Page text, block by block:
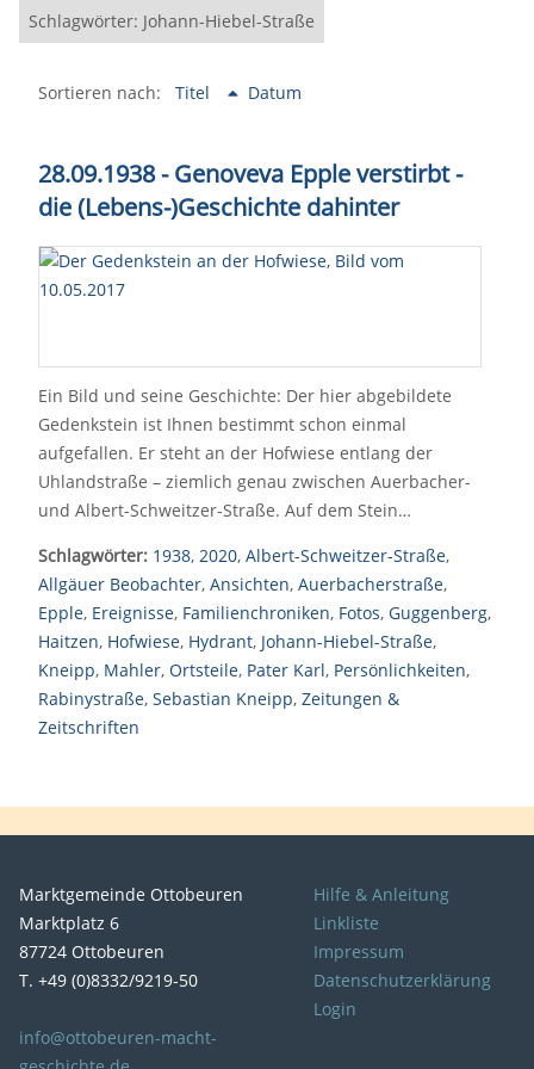
Schlagwörter: Johann-Hiebel-Straße
Sortieren nach: Titel Datum
28.09.1938 - Genoveva Epple verstirbt -
die (Lebens-)Geschichte dahinter
Ein Bild und seine Geschichte: Der hier abgebildete
Gedenkstein ist Ihnen bestimmt schon einmal
aufgefallen. Er steht an der Hofwiese entlang der
Uhlandstraße – ziemlich genau zwischen Auerbacher-
und Albert-Schweitzer-Straße. Auf dem Stein…
Schlagwörter: 1938, 2020, Albert-Schweitzer-Straße,
Allgäuer Beobachter, Ansichten, Auerbacherstraße,
Epple, Ereignisse, Familienchroniken, Fotos, Guggenberg,
Haitzen, Hofwiese, Hydrant, Johann-Hiebel-Straße,
Kneipp, Mahler, Ortsteile, Pater Karl, Persönlichkeiten,
Rabinystraße, Sebastian Kneipp, Zeitungen &
Zeitschriften
Marktgemeinde Ottobeuren
Marktplatz 6
87724 Ottobeuren
T. +49 (0)8332/9219-50
info@ottobeuren-macht-
Hilfe & Anleitung
Linkliste
Impressum
Datenschutzerklärung
Login